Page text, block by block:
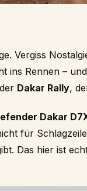
Vergiss
ins Rennen –
Dakar Rally,
Dakar
für
Das hier ist